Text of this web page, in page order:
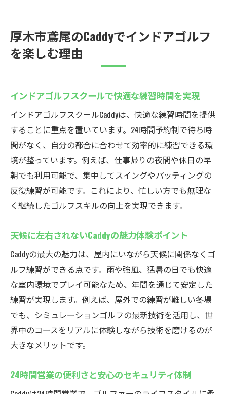
体制
無料体験で気軽にインドアゴルフを始めよ
立
厚木で選ばれるシミュレーションゴルフ練
習場
24時間営業のシミュレーションゴルフ練習場
Caddy
予約制で待たずに練習できるインドアゴル
フスクール
フ体験
セコム見守りシステムで安心して利用でき
る環境
レンタルクラブ・シューズが無料で手軽に
練習開始
スケジュールに合わせた柔軟なゴルフ練習
が可能
会員専用システムでプライバシーを守りな
厚木市でインドアゴルフを始めるならCaddyへ
厚木市鳶尾のCaddyでインドアゴルフ
を楽しむ理由
インドアゴルフスクールで快適な練習時間を実現
インドアゴルフスクールCaddyは、快適な練習時間を提供
することに重点を置いています。24時間予約制で待ち時
間がなく、自分の都合に合わせて効率的に練習できる環
境が整っています。例えば、仕事帰りの夜間や休日の早
朝でも利用可能で、集中してスイングやパッティングの
反復練習が可能です。これにより、忙しい方でも無理な
く継続したゴルフスキルの向上を実現できます。
天候に左右されないCaddyの魅力体験ポイント
Caddyの最大の魅力は、屋内にいながら天候に関係なくゴ
ルフ練習ができる点です。雨や強風、猛暑の日でも快適
な室内環境でプレイ可能なため、年間を通じて安定した
練習が実現します。例えば、屋外での練習が難しい冬場
でも、シミュレーションゴルフの最新技術を活用し、世
界中のコースをリアルに体験しながら技術を磨けるのが
大きなメリットです。
24時間営業の便利さと安心のセキュリティ体制